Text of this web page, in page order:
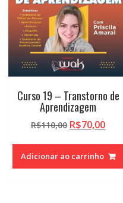
Curso 19 – Transtorno de
Aprendizagem
R$110,00 O
original
era:
R$70,00O
atual
é:
Adicionar ao carrinho